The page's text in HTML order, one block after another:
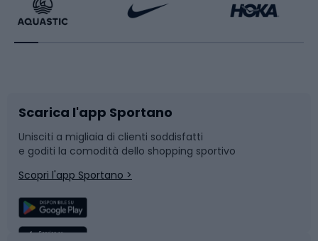
Bikepacking
Bushcraft
Corsa
Sport di squadra
Sport con le racchette
Slitte e slittini
Snowboard
Camminata nordica
Scarica l'app Sportano
Unisciti a migliaia di clienti soddisfatti
e goditi la comodità dello shopping sportivo
Scopri l'app Sportano >